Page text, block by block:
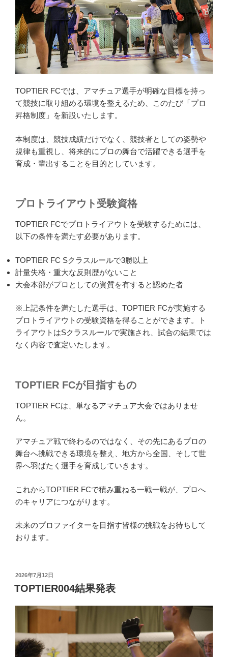
TOPTIER FCでは、アマチュア選手が明確な目標を持っ
て競技に取り組める環境を整えるため、このたび「プロ
昇格制度」を新設いたします。
本制度は、競技成績だけでなく、競技者としての姿勢や
規律も重視し、将来的にプロの舞台で活躍できる選手を
育成・輩出することを目的としています。
プロトライアウト受験資格
TOPTIER FCでプロトライアウトを受験するためには、
以下の条件を満たす必要があります。
TOPTIER FC Sクラスルールで3勝以上
計量失格・重大な反則歴がないこと
大会本部がプロとしての資質を有すると認めた者
※上記条件を満たした選手は、TOPTIER FCが実施する
プロトライアウトの受験資格を得ることができます。ト
ライアウトはSクラスルールで実施され、試合の結果では
なく内容で査定いたします。
TOPTIER FCが目指すもの
TOPTIER FCは、単なるアマチュア大会ではありませ
ん。
アマチュア戦で終わるのではなく、その先にあるプロの
舞台へ挑戦できる環境を整え、地方から全国、そして世
界へ羽ばたく選手を育成していきます。
これからTOPTIER FCで積み重ねる一戦一戦が、プロへ
のキャリアにつながります。
未来のプロファイターを目指す皆様の挑戦をお待ちして
おります。
投
稿
日:
2026年7月12日
TOPTIER004結果発表